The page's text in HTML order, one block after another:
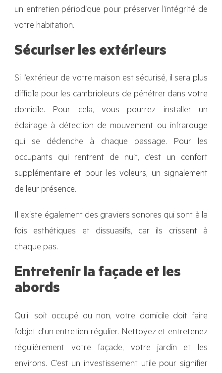
un entretien périodique pour préserver l’intégrité de
votre habitation.
Sécuriser les extérieurs
Si l’extérieur de votre maison est sécurisé, il sera plus
difficile pour les cambrioleurs de pénétrer dans votre
domicile. Pour cela, vous pourrez installer un
éclairage à détection de mouvement ou infrarouge
qui se déclenche à chaque passage. Pour les
occupants qui rentrent de nuit, c’est un confort
supplémentaire et pour les voleurs, un signalement
de leur présence.
Il existe également des graviers sonores qui sont à la
fois esthétiques et dissuasifs, car ils crissent à
chaque pas.
Entretenir la façade et les
abords
Qu’il soit occupé ou non, votre domicile doit faire
l’objet d’un entretien régulier. Nettoyez et entretenez
régulièrement votre façade, votre jardin et les
environs. C’est un investissement utile pour signifier